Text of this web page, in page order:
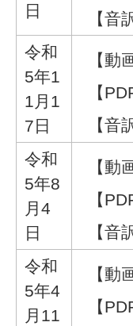
日
【音
令和
5年1
1月1
7日
【動
【
【音
令和
5年8
月4
日
【動
【
【音
令和
5年4
月11
【動
【